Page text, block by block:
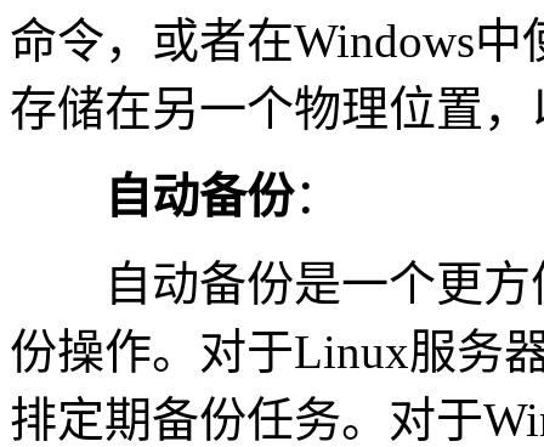
命令，或者在Windows
存储在另一个物理位置
自动备份：
自动备份是一个更方
份操作。对于Linux服务
排定期备份任务。对于